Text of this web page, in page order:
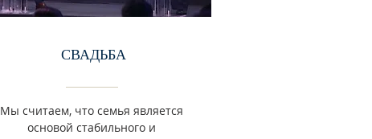
СВАДЬБА
Мы считаем, что семья является
основой стабильного и